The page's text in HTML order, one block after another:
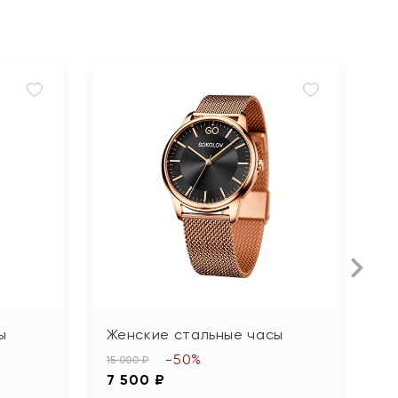
Женские стальные часы
15 000 ₽
7 500 ₽
-50%